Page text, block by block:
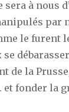
sera à nous
par
le furent
de la
fonder la